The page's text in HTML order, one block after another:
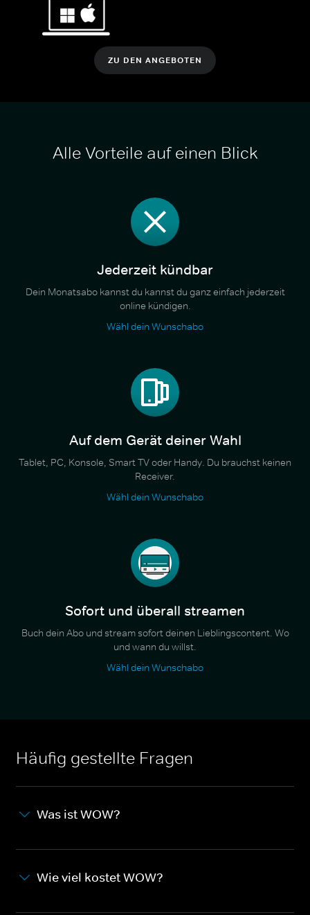
ZU DEN ANGEBOTEN
Alle Vorteile auf einen Blick
Jederzeit kündbar
Dein Monatsabo kannst du kannst du ganz einfach jederzeit
online kündigen.
Wähl dein Wunschabo
Auf dem Gerät deiner Wahl
Tablet, PC, Konsole, Smart TV oder Handy. Du brauchst keinen
Receiver.
Wähl dein Wunschabo
Sofort und überall streamen
Buch dein Abo und stream sofort deinen Lieblingscontent. Wo
und wann du willst.
Wähl dein Wunschabo
Häufig gestellte Fragen
Was ist WOW?
Wie viel kostet WOW?